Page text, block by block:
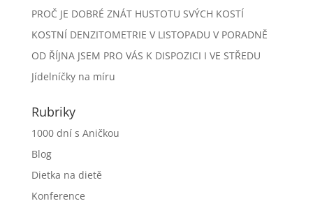
PROČ JE DOBRÉ ZNÁT HUSTOTU SVÝCH KOSTÍ
KOSTNÍ DENZITOMETRIE V LISTOPADU V PORADNĚ
OD ŘÍJNA JSEM PRO VÁS K DISPOZICI I VE STŘEDU
Jídelníčky na míru
Rubriky
1000 dní s Aničkou
Blog
Dietka na dietě
Konference